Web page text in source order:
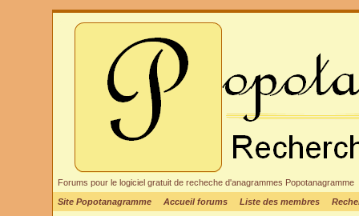
Forums pour le logiciel gratuit de recheche d'anagrammes Popotanagramme
Site Popotanagramme
Accueil forums Liste des membres